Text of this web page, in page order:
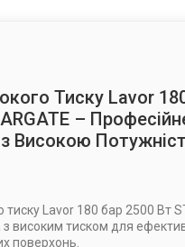
Тиску Lavor
–
Високою
Lavor 180 бар 2500 Вт
високим тиском для
поверхонь.